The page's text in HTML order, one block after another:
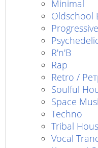
Minimal
Oldschool
Progressive
R'n'B
Rap
Retro /
Soulful
Space
Techno
Tribal
Vocal